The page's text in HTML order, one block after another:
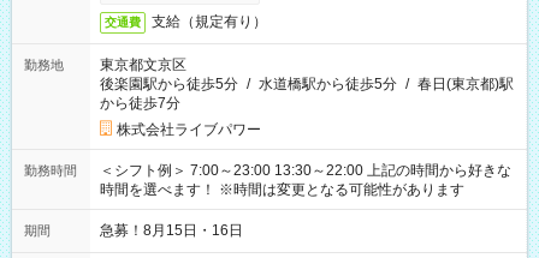
交通費 支給（規定有り）
勤務地
東京都文京区
後楽園駅から徒歩5分 / 水道橋駅から徒歩5分 / 春日(東京都)駅
から徒歩7分
株式会社ライブパワー
勤務時間
＜シフト例＞ 7:00～23:00 13:30～22:00 上記の時間から好きな
時間を選べます！ ※時間は変更となる可能性があります
期間 急募！8月15日・16日